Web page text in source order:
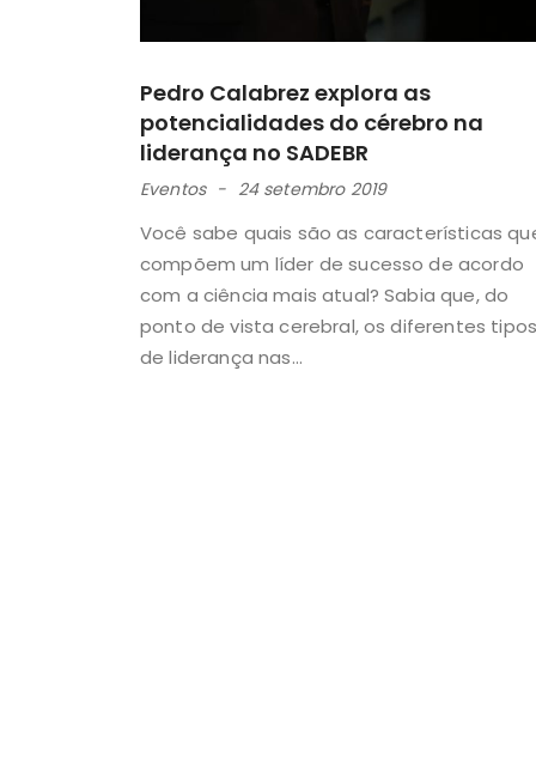
Pedro Calabrez explora as
potencialidades do cérebro na
liderança no SADEBR
Eventos 24 setembro 2019
Você sabe quais são as características
compõem um líder de sucesso de acordo
com a ciência mais atual? Sabia que, do
ponto de vista cerebral, os diferentes
de liderança nas...